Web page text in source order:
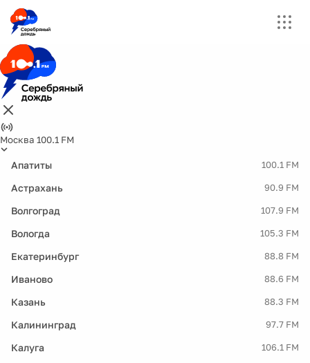
Москва 100.1 FM
Апатиты 100.1 FM
Астрахань 90.9 FM
Волгоград 107.9 FM
Вологда 105.3 FM
Екатеринбург 88.8 FM
Иваново 88.6 FM
Казань 88.3 FM
Калининград 97.7 FM
Калуга 106.1 FM